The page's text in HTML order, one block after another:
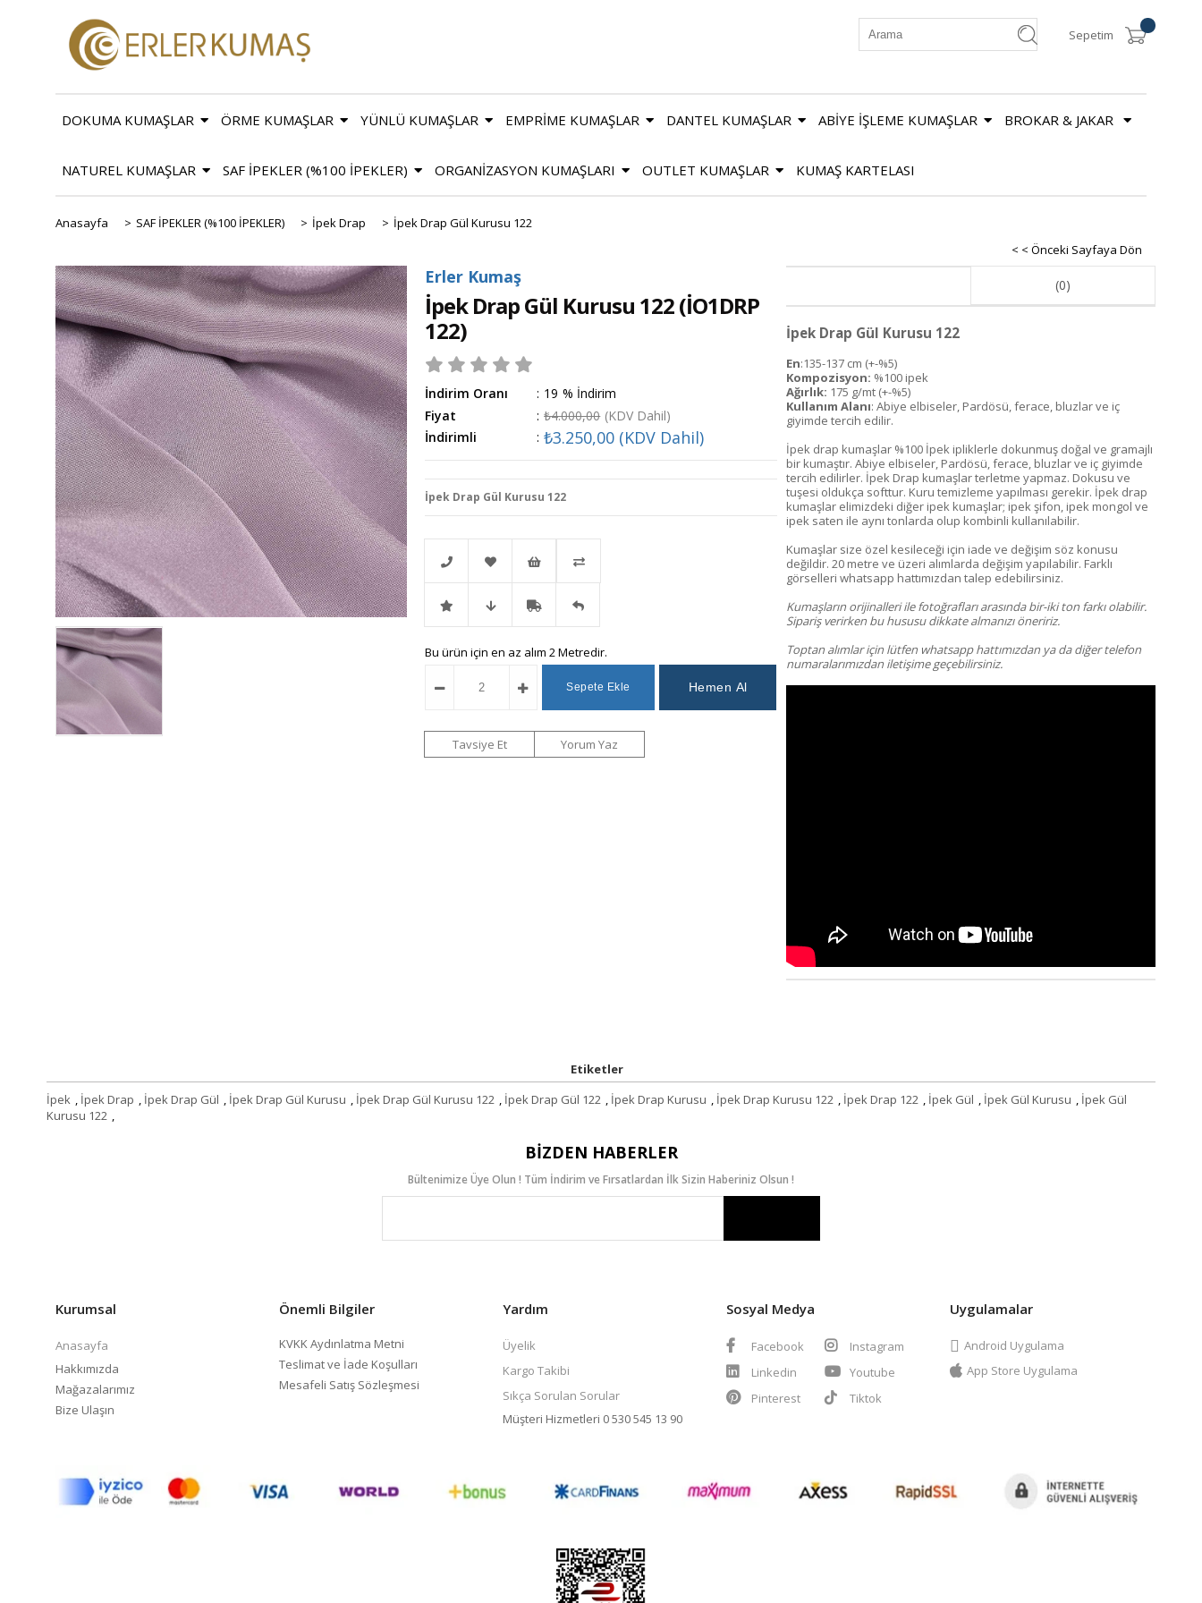
Sepetim
DOKUMA KUMAŞLAR ÖRME KUMAŞLAR YÜNLÜ KUMAŞLAR EMPRİME KUMAŞLAR DANTEL KUMAŞLAR ABİYE İŞLEME KUMAŞLAR BROKAR & JAKAR
NATUREL KUMAŞLAR SAF İPEKLER (%100 İPEKLER) ORGANİZASYON KUMAŞLARI OUTLET KUMAŞLAR KUMAŞ KARTELASI
Anasayfa > SAF İPEKLER (%100 İPEKLER) > İpek Drap > İpek Drap Gül Kurusu 122
< < Önceki Sayfaya Dön
Erler Kumaş
İpek Drap Gül Kurusu 122(İO1DRP
122)
İndirim Oranı : %
19
İndirim
Fiyat
: ₺4.000,00 (KDV Dahil)
İndirimli
: ₺3.250,00 (KDV Dahil)
İpek Drap Gül Kurusu 122
Telefonla
Sipariş
Favorilere
Ekle
İstek
Listeme
Ekle
Karşılaştır
İndirimli Fiyat
Düşünce
Haber
Kargo
Bedava
Gelince
Haber
Ver
Bu ürün için en az alım 2 Metredir.
Tavsiye Et Yorum Yaz
(0)
İpek Drap Gül Kurusu 122
En:135-137 cm (+-%5)
Kompozisyon: %100 ipek
Ağırlık: 175 g/mt (+-%5)
Kullanım Alanı: Abiye elbiseler, Pardösü, ferace, bluzlar ve iç
giyimde tercih edilir.
İpek drap kumaşlar %100 İpek ipliklerle dokunmuş doğal ve gramajlı
bir kumaştır. Abiye elbiseler, Pardösü, ferace, bluzlar ve iç giyimde
tercih edilirler. İpek Drap kumaşlar terletme yapmaz. Dokusu ve
tuşesi oldukça softtur. Kuru temizleme yapılması gerekir. İpek drap
kumaşlar elimizdeki diğer ipek kumaşlar; ipek şifon, ipek mongol ve
ipek saten ile aynı tonlarda olup kombinli kullanılabilir.
Kumaşlar size özel kesileceği için iade ve değişim söz konusu
değildir. 20 metre ve üzeri alımlarda değişim yapılabilir. Farklı
görselleri whatsapp hattımızdan talep edebilirsiniz.
Kumaşların orijinalleri ile fotoğrafları arasında bir-iki ton farkı olabilir.
Sipariş verirken bu hususu dikkate almanızı öneririz.
Toptan alımlar için lütfen whatsapp hattımızdan ya da diğer telefon
numaralarımızdan iletişime geçebilirsiniz.
Etiketler
İpek , İpek Drap , İpek Drap Gül , İpek Drap Gül Kurusu , İpek Drap Gül Kurusu 122 , İpek Drap Gül 122 , İpek Drap Kurusu , İpek Drap Kurusu 122 , İpek Drap 122 , İpek Gül , İpek Gül Kurusu , İpek Gül
Kurusu 122 ,
BIZDEN HABERLER
Bültenimize Üye Olun ! Tüm İndirim ve Fırsatlardan İlk Sizin Haberiniz Olsun !
Kurumsal
Anasayfa
Hakkımızda
Mağazalarımız
Bize Ulaşın
Önemli Bilgiler
KVKK Aydınlatma Metni
Teslimat ve İade Koşulları
Mesafeli Satış Sözleşmesi
Yardım
Üyelik
Kargo Takibi
Sıkça Sorulan Sorular
Müşteri Hizmetleri 0 530 545 13 90
Sosyal Medya
Facebook
Instagram
Linkedin
Youtube
Pinterest
Tiktok
Uygulamalar
Android Uygulama
App Store Uygulama